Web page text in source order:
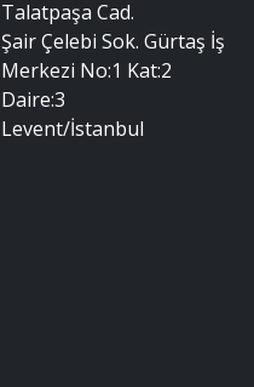
Talatpaşa Cad.
Şair Çelebi Sok. Gürtaş İş
Merkezi No:1 Kat:2
Daire:3
Levent/İstanbul